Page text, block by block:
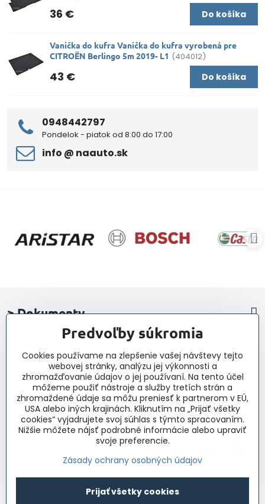
36 € Do košíka
Vanička do kufra Vanička do kufra vyrobená pre
CITROËN Berlingo 5m 2019- L1 (404012)
43 € Do košíka
0948442797
Pondelok - piatok od 8:00 do 17:00
info ​@ naauto​.sk
> Dokumenty
> Kontakt a navigácia
> Novinky, články, príspevky
©2026Copyright
Predvoľby súkromia
Cookies používame na zlepšenie vašej návštevy tejto
webovej stránky, analýzu jej výkonnosti a
zhromažďovanie údajov o jej používaní. Na tento účel
môžeme použiť nástroje a služby tretích strán a
zhromaždené údaje sa môžu preniesť k partnerom v EÚ,
USA alebo iných krajinách. Kliknutím na „Prijať všetky
cookies“ vyjadrujete svoj súhlas s týmto spracovaním.
Nižšie môžete nájsť podrobné informácie alebo upraviť
svoje preferencie.
Zásady ochrany osobných údajov
Prijať všetky cookies